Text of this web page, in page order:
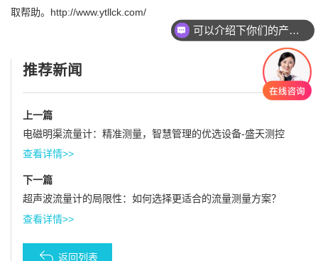
取帮助。http://www.ytllck.com/
推荐新闻
上一篇
电磁明渠流量计：精准测量，智慧管理的优选设备-盛天测控
查看详情>>
下一篇
超声波流量计的局限性：如何选择更适合的流量测量方案？
查看详情>>
返回列表
可以介绍下你们的产品么